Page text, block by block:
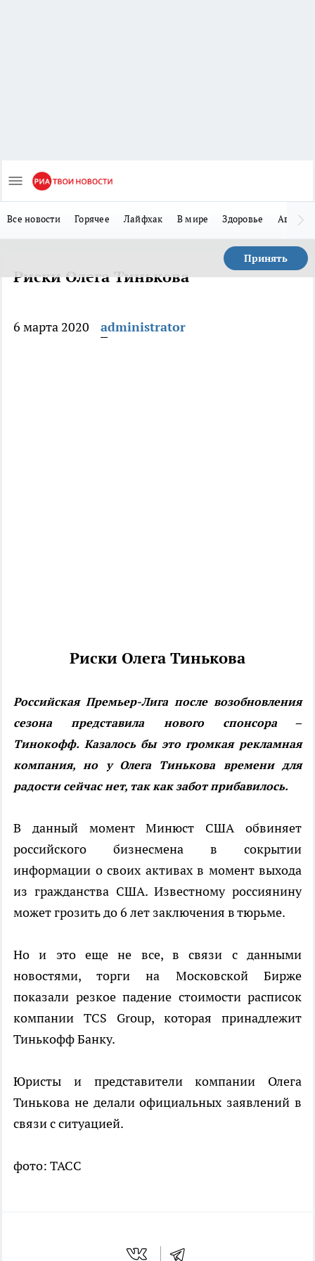
Все новости Горячее Лайфхак В мире Здоровье Авто
Принять
Риски Олега Тинькова
6 марта 2020 administrator
Риски Олега Тинькова
Российская Премьер-Лига после возобновления
сезона представила нового спонсора –
Тинокофф. Казалось бы это громкая рекламная
компания, но у Олега Тинькова времени для
радости сейчас нет, так как забот прибавилось.
В данный момент Минюст США обвиняет
российского бизнесмена в сокрытии
информации о своих активах в момент выхода
из гражданства США. Известному россиянину
может грозить до 6 лет заключения в тюрьме.
Но и это еще не все, в связи с данными
новостями, торги на Московской Бирже
показали резкое падение стоимости расписок
компании TCS Group, которая принадлежит
Тинькофф Банку.
Юристы и представители компании Олега
Тинькова не делали официальных заявлений в
связи с ситуацией.
фото: ТАСС